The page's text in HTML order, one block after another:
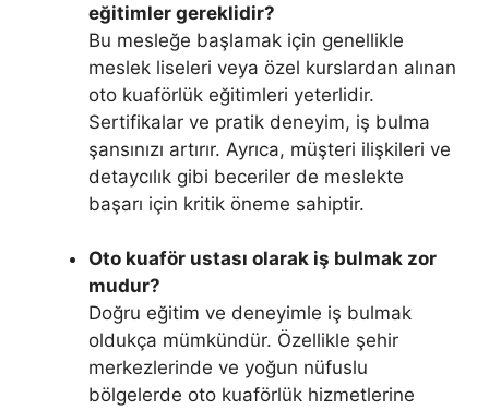
eğitimler gereklidir?
Bu mesleğe başlamak için genellikle
meslek liseleri veya özel kurslardan alınan
oto kuaförlük eğitimleri yeterlidir.
Sertifikalar ve pratik deneyim, iş bulma
şansınızı artırır. Ayrıca, müşteri ilişkileri ve
detaycılık gibi beceriler de meslekte
başarı için kritik öneme sahiptir.
Oto kuaför ustası olarak iş bulmak zor
mudur?
Doğru eğitim ve deneyimle iş bulmak
oldukça mümkündür. Özellikle şehir
merkezlerinde ve yoğun nüfuslu
bölgelerde oto kuaförlük hizmetlerine